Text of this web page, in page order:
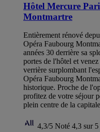
Hôtel Mercure
Montmartre
Entièrement rénové
Opéra Faubourg
années 30 derrière sa
portes de l'hôtel et
verrière surplombant
Opéra Faubourg
historique. Proche de
profitez de votre séjour
plein centre de la
4,3/5 Noté 4,3 sur 5